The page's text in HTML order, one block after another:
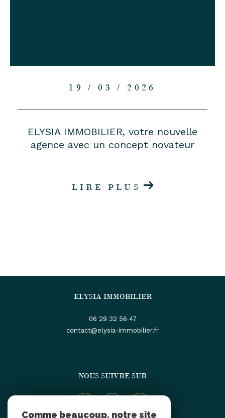
19 / 03 / 2026
ELYSIA IMMOBILIER, votre nouvelle
agence avec un concept novateur
LIRE PLUS
ELYSIA IMMOBILIER
06 29 32 56 47
contact@elysia-immobilier.fr
NOUS SUIVRE SUR
Comme beaucoup, notre site